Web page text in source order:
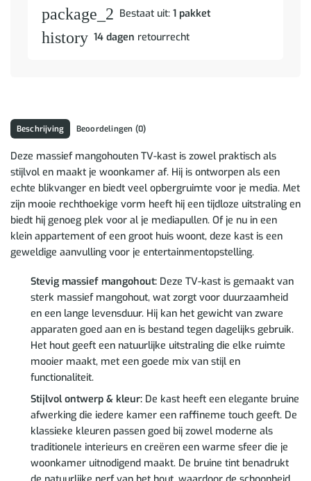
package_2 Bestaat uit: 1 pakket
history 14 dagen retourrecht
Beschrijving Beoordelingen (0)
Deze massief mangohouten TV-kast is zowel praktisch als
stijlvol en maakt je woonkamer af. Hij is ontworpen als een
echte blikvanger en biedt veel opbergruimte voor je media. Met
zijn mooie rechthoekige vorm heeft hij een tijdloze uitstraling en
biedt hij genoeg plek voor al je mediapullen. Of je nu in een
klein appartement of een groot huis woont, deze kast is een
geweldige aanvulling voor je entertainmentopstelling.
Stevig massief mangohout:Deze TV-kast is gemaakt van
sterk massief mangohout, wat zorgt voor duurzaamheid
en een lange levensduur. Hij kan het gewicht van zware
apparaten goed aan en is bestand tegen dagelijks gebruik.
Het hout geeft een natuurlijke uitstraling die elke ruimte
mooier maakt, met een goede mix van stijl en
functionaliteit.
Stijlvol ontwerp & kleur:De kast heeft een elegante bruine
afwerking die iedere kamer een raffineme touch geeft. De
klassieke kleuren passen goed bij zowel moderne als
traditionele interieurs en creëren een warme sfeer die je
woonkamer uitnodigend maakt. De bruine tint benadrukt